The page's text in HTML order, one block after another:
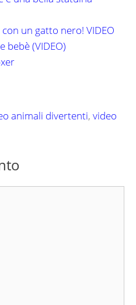
un gatto nero! VIDEO
bebè (VIDEO)
animali divertenti,video